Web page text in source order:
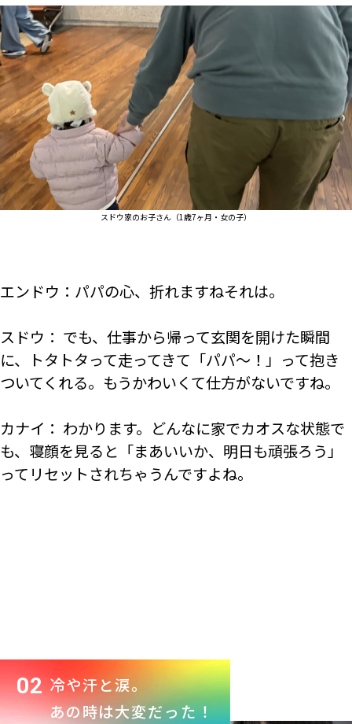
スドウ家のお子さん（1歳7ヶ月・女の子）
エンドウ：パパの心、折れますねそれは。
スドウ： でも、仕事から帰って玄関を開けた瞬間
に、トタトタって走ってきて「パパ～！」って抱き
ついてくれる。もうかわいくて仕方がないですね。
カナイ： わかります。どんなに家でカオスな状態で
も、寝顔を見ると「まあいいか、明日も頑張ろう」
ってリセットされちゃうんですよね。
02 冷や汗と涙。
あの時は大変だった！